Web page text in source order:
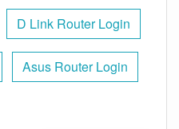
D Link Router Login
Asus Router Login